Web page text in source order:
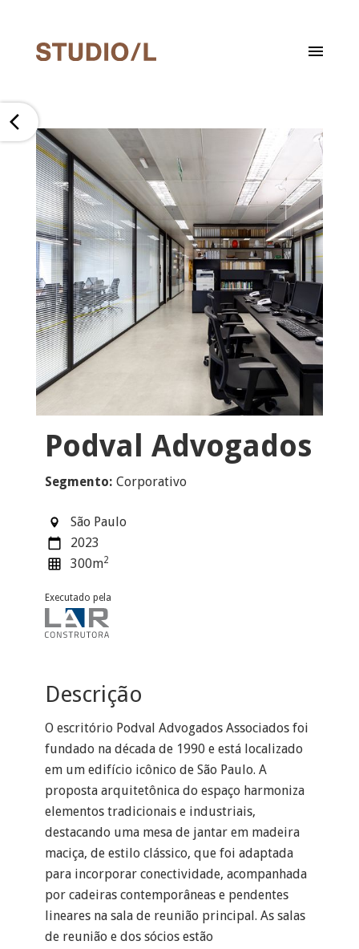
Podval Advogados
Segmento: Corporativo
São Paulo
2023
300m2
Executado pela
Descrição
O escritório Podval Advogados Associados foi
fundado na década de 1990 e está localizado
em um edifício icônico de São Paulo. A
proposta arquitetônica do espaço harmoniza
elementos tradicionais e industriais,
destacando uma mesa de jantar em madeira
maciça, de estilo clássico, que foi adaptada
para incorporar conectividade, acompanhada
por cadeiras contemporâneas e pendentes
lineares na sala de reunião principal. As salas
de reunião e dos sócios estão